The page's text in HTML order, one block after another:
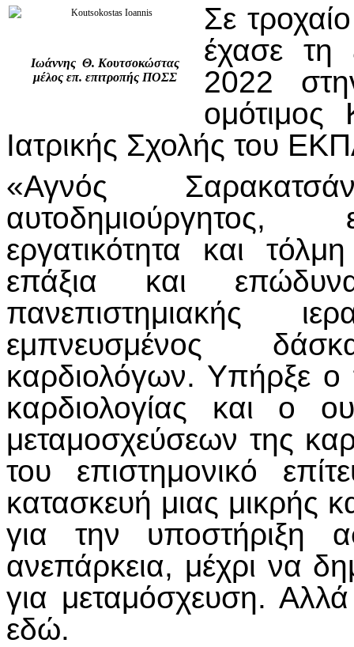
Ιωάννης Θ. Κουτσοκώστας
μέλος επ. επιτροπής ΠΟΣΣ
Σε
έχασε τη
2022
ομότιμος
Ιατρικής Σχολής του
«Αγνός
αυτοδημιούργητος,
εργατικότητα και
επάξια και
πανεπιστημιακής
εμπνευσμένος
καρδιολόγων. Υπήρξε ο
καρδιολογίας και ο
μεταμοσχεύσεων της
του επιστημονικό
κατασκευή μιας μικρής
για την υποστήριξη
ανεπάρκεια, μέχρι να
για μεταμόσχευση. Αλλά
εδώ.